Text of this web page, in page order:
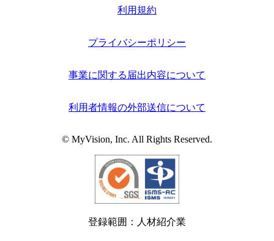
利用規約
プライバシーポリシー
事業に関する届出内容について
利用者情報の外部送信について
© MyVision, Inc. All Rights Reserved.
登録範囲：人材紹介業